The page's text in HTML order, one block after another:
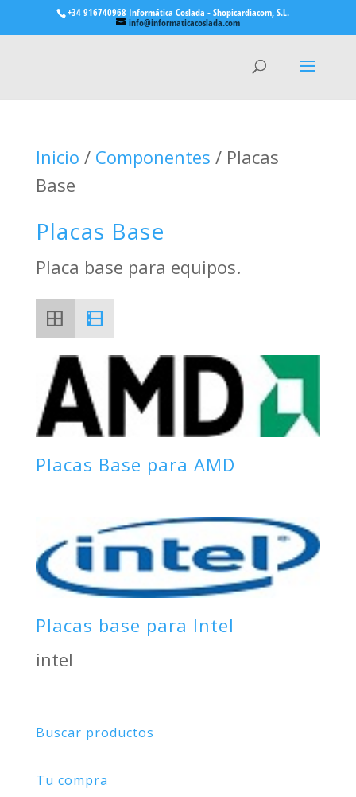
+34 916740968 Informática Coslada - Shopicardiacom, S.L.
info@informaticacoslada.com
Inicio / Componentes / Placas
Base
Placas Base
Placa base para equipos.
Placas Base para AMD
Placas base para Intel
intel
Buscar productos
Tu compra